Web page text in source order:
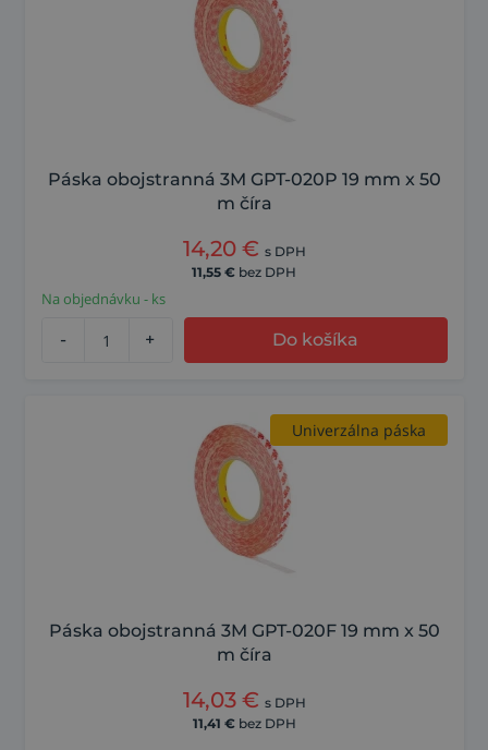
Páska obojstranná 3M GPT-020P 19 mm x 50
m číra
14,20 € s DPH
11,55 € bez DPH
Na objednávku - ks
- + Do košíka
Univerzálna páska
Páska obojstranná 3M GPT-020F 19 mm x 50
m číra
14,03 € s DPH
11,41 € bez DPH